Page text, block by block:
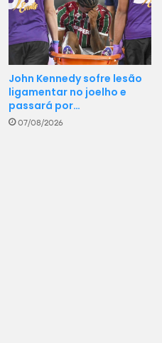
John Kennedy sofre lesão
ligamentar no joelho e
passará por…
07/08/2026